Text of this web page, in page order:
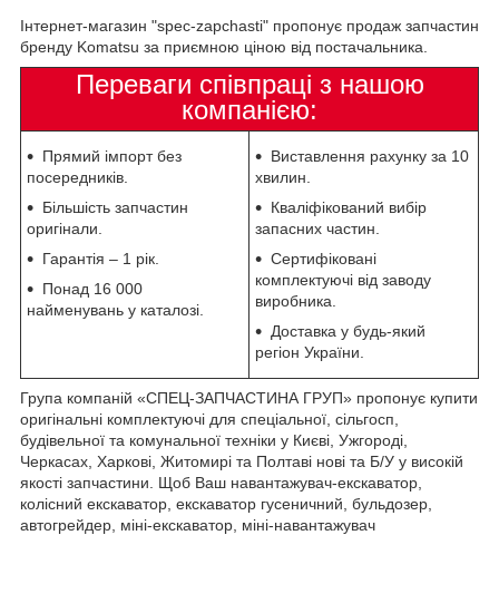
Інтернет-магазин "spec-zapchasti" пропонує продаж запчастин
бренду Komatsu за приємною ціною від постачальника.
Переваги співпраці з нашою
компанією:
Прямий імпорт без
посередників.
Більшість запчастин
оригінали.
Гарантія – 1 рік.
Понад 16 000
найменувань у каталозі.
Виставлення рахунку за 10
хвилин.
Кваліфікований вибір
запасних частин.
Сертифіковані
комплектуючі від заводу
виробника.
Доставка у будь-який
регіон України.
Група компаній «СПЕЦ-ЗАПЧАСТИНА ГРУП» пропонує купити
оригінальні комплектуючі для спеціальної, сільгосп,
будівельної та комунальної техніки у Києві, Ужгороді,
Черкасах, Харкові, Житомирі та Полтаві нові та Б/У у високій
якості запчастини. Щоб Ваш навантажувач-екскаватор,
колісний екскаватор, екскаватор гусеничний, бульдозер,
автогрейдер, міні-екскаватор, міні-навантажувач